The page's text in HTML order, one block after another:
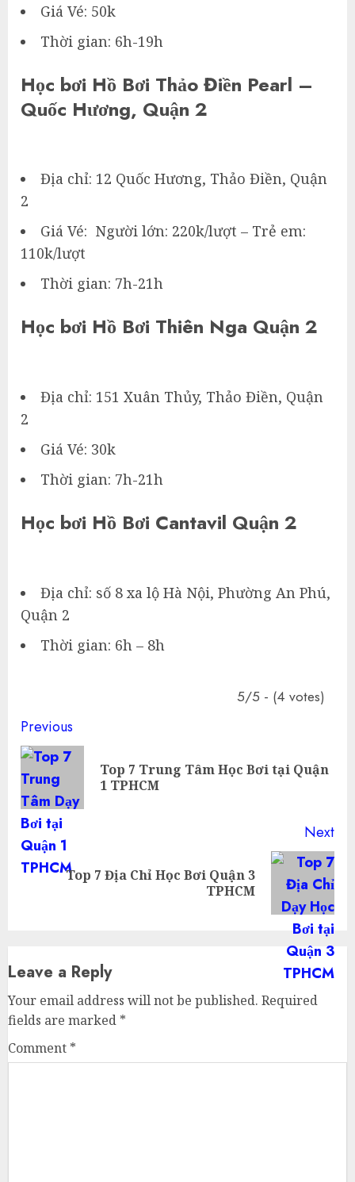
Giá Vé: 50k
Thời gian: 6h-19h
Học bơi Hồ Bơi Thảo Điền Pearl –
Quốc Hương, Quận 2
Địa chỉ: 12 Quốc Hương, Thảo Điền, Quận
2
Giá Vé: Người lớn: 220k/lượt – Trẻ em:
110k/lượt
Thời gian: 7h-21h
Học bơi Hồ Bơi Thiên Nga Quận 2
Địa chỉ: 151 Xuân Thủy, Thảo Điền, Quận
2
Giá Vé: 30k
Thời gian: 7h-21h
Học bơi Hồ Bơi Cantavil Quận 2
Địa chỉ: số 8 xa lộ Hà Nội, Phường An Phú,
Quận 2
Thời gian: 6h – 8h
5/5 - (4 votes)
Continue
Reading
Previous
Top 7 Trung Tâm Học Bơi tại Quận
1 TPHCM
Next
Next
Top 7 Địa Chỉ Học Bơi Quận 3
TPHCM
Leave a Reply
Your email address will not be published. Required
fields are marked *
Comment *